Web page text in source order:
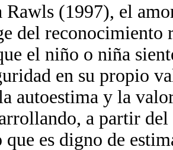
Rawls (1997), el
del reconocimiento
el niño o niña
en su propio
autoestima y la
a partir
que es digno de